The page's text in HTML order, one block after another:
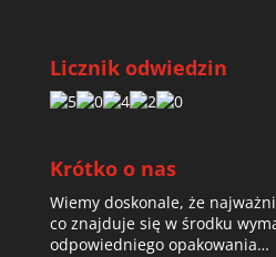
Licznik odwiedzin
Krótko o nas
Wiemy doskonale, że
co znajduje się w środku
odpowiedniego opakowania…